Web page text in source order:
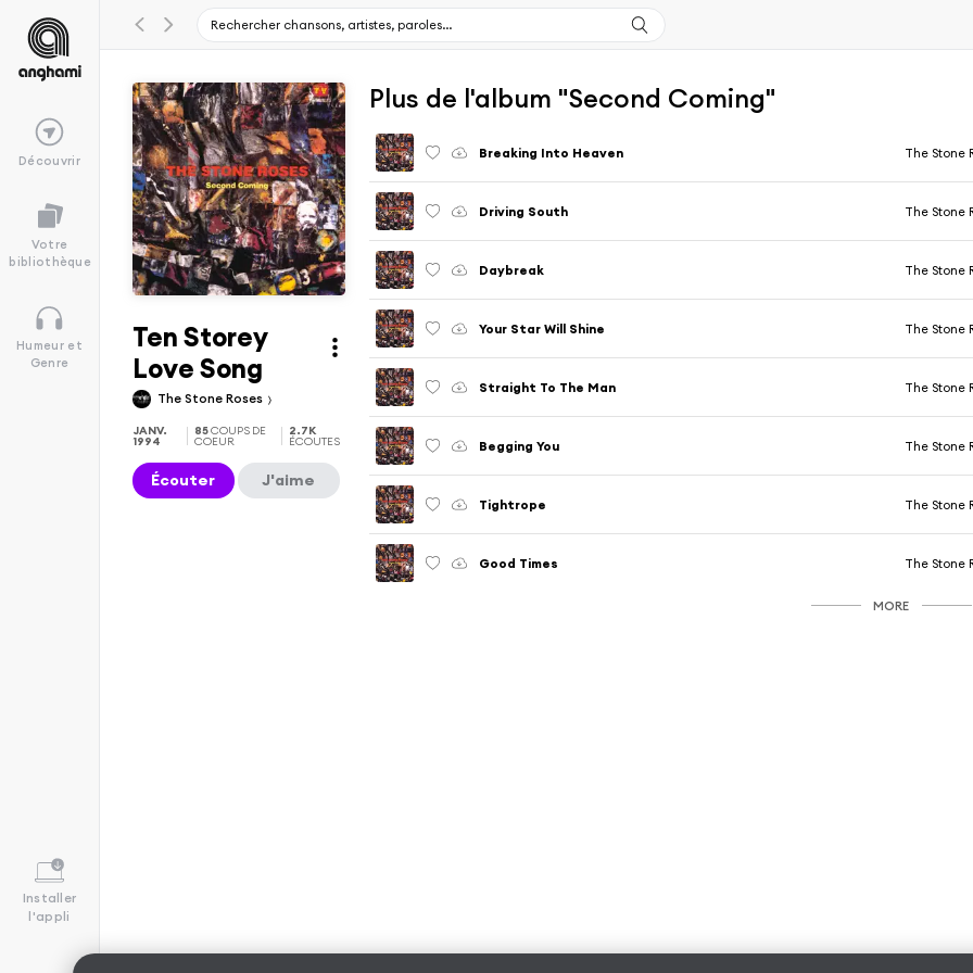
Découvrir
Votre
bibliothèque
Humeur et
Genre
Installer
l'appli
Ten Storey
Love Song
The Stone Roses
JANV.
1994
85COUPS DE
COEUR
2.7K
ÉCOUTES
Écouter J'aime
Plus de l'album "Second Coming"
Breaking Into Heaven The Stone
Driving South The Stone
Daybreak The Stone
Your Star Will Shine The Stone
Straight To The Man The Stone
Begging You The Stone
Tightrope The Stone
Good Times The Stone
MORE